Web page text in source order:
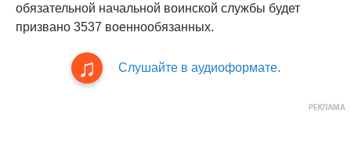
обязательной начальной воинской службы будет
призвано 3537 военнообязанных.
Слушайте в аудиоформате.